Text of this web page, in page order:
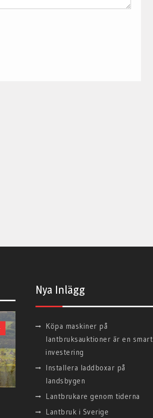
Nya Inlägg
Köpa maskiner på
lantbruksauktioner är en smart
investering
Installera laddboxar på
landsbygen
Lantbrukare genom tiderna
Lantbruk i Sverige